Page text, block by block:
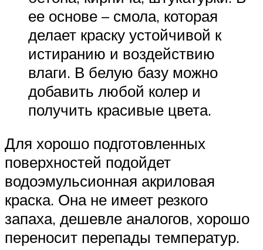
ее основе – смола, которая
делает краску устойчивой к
истиранию и воздействию
влаги. В белую базу можно
добавить любой колер и
получить красивые цвета.
Для хорошо подготовленных
поверхностей подойдет
водоэмульсионная акриловая
краска. Она не имеет резкого
запаха, дешевле аналогов, хорошо
переносит перепады температур.